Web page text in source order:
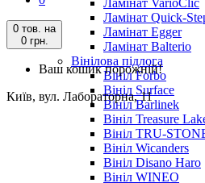
0 тов. на
0 грн.
Ваш кошик порожній!
Київ, вул. Лабораторна, 11
Ламінат VarioClic
Ламінат Quick-
Ламінат Egger
Ламінат Balterio
Вінілова підлога
Вініл Forbo
Вініл Surface
Вініл Barlinek
Вініл Treasure
Вініл TRU-
Вініл Wicanders
Вініл Disano Haro
Вініл WINEO